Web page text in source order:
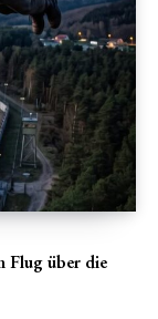
Flug über die